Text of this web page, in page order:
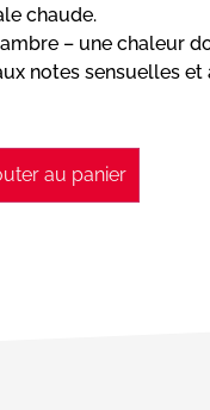
chaude.
ambre – une chaleur
notes sensuelles et
au panier